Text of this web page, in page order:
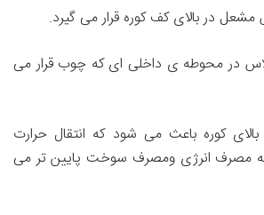
در بالای کف کوره قرار می گیرد.
در محوطه ی داخلی ای که چوب قرار می
کوره باعث می شود که انتقال حرارت
مصرف انرژی ومصرف سوخت پایین تر می